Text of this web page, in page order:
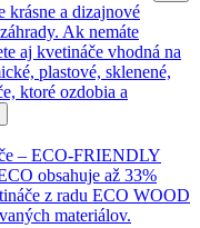
krásne a dizajnové
Ak nemáte
aj kvetináče vhodná na
plastové, sklenené,
ktoré ozdobia a
– ECO-FRIENDLY
obsahuje až 33%
z radu ECO WOOD
materiálov.